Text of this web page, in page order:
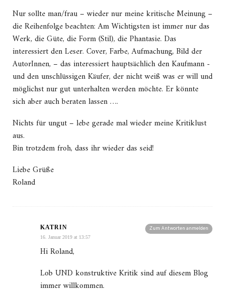
Nur sollte man/frau – wieder nur meine kritische Meinung –
die Reihenfolge beachten: Am Wichtigsten ist immer nur das
Werk, die Güte, die Form (Stil), die Phantasie. Das
interessiert den Leser. Cover, Farbe, Aufmachung, Bild der
AutorInnen, – das interessiert hauptsächlich den Kaufmann -
und den unschlüssigen Käufer, der nicht weiß was er will und
möglichst nur gut unterhalten werden möchte. Er könnte
sich aber auch beraten lassen ….
Nichts für ungut – lebe gerade mal wieder meine Kritiklust
aus.
Bin trotzdem froh, dass ihr wieder das seid!
Liebe Grüße
Roland
Zum Antworten anmelden
KATRIN
16. Januar 2019 at 13:57
Hi Roland,
Lob UND konstruktive Kritik sind auf diesem Blog
immer willkommen.